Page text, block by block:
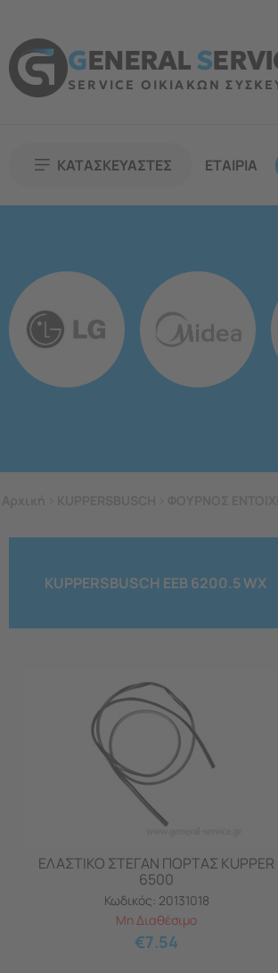
GENERALS
SERVICE ΟΙΚΙΑΚΩΝ
ΚΑΤΑΣΚΕΥΑΣΤΕΣ ΕΤΑΙΡΙΑ
KUPPERSBUSCH EEB 6200.5 WX
ΕΛΑΣΤΙΚΟ ΣΤΕΓΑΝ ΠΟΡΤΑΣ KUPPER
6500
Κωδικός: 20131018
Μη Διαθέσιμο
€7.54